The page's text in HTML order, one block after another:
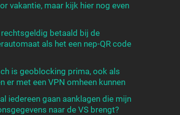
vakantie, maar kijk hier nog even
betaald bij de
als het een nep-QR code
is geoblocking prima, ook als
er met een VPN omheen kunnen
iedereen gaan aanklagen die mijn
naar de VS brengt?